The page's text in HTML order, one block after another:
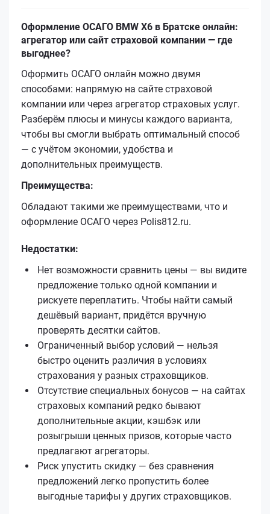
Оформление ОСАГО BMW X6 в Братске онлайн:
агрегатор или сайт страховой компании — где
выгоднее?
Оформить ОСАГО онлайн можно двумя
способами: напрямую на сайте страховой
компании или через агрегатор страховых услуг.
Разберём плюсы и минусы каждого варианта,
чтобы вы смогли выбрать оптимальный способ
— с учётом экономии, удобства и
дополнительных преимуществ.
Преимущества:
Обладают такими же преимуществами, что и
оформление ОСАГО через Polis812.ru.
Недостатки:
Нет возможности сравнить цены — вы видите
предложение только одной компании и
рискуете переплатить. Чтобы найти самый
дешёвый вариант, придётся вручную
проверять десятки сайтов.
Ограниченный выбор условий — нельзя
быстро оценить различия в условиях
страхования у разных страховщиков.
Отсутствие специальных бонусов — на сайтах
страховых компаний редко бывают
дополнительные акции, кэшбэк или
розыгрыши ценных призов, которые часто
предлагают агрегаторы.
Риск упустить скидку — без сравнения
предложений легко пропустить более
выгодные тарифы у других страховщиков.